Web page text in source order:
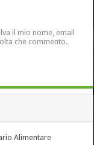
il mio nome, email
che commento.
Alimentare